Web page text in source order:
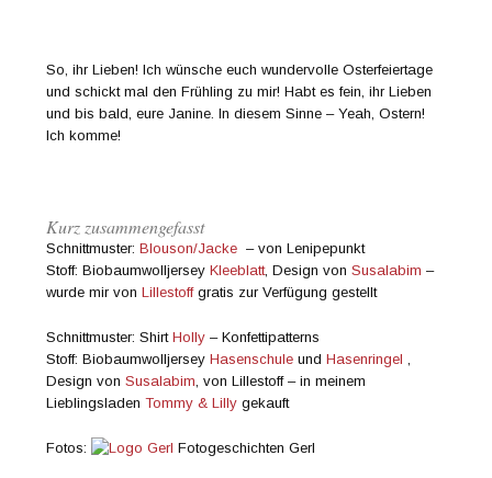
So, ihr Lieben! Ich wünsche euch wundervolle Osterfeiertage
und schickt mal den Frühling zu mir! Habt es fein, ihr Lieben
und bis bald, eure Janine. In diesem Sinne – Yeah, Ostern!
Ich komme!
Kurz zusammengefasst
Schnittmuster:Blouson/Jacke – von Lenipepunkt
Stoff: BiobaumwolljerseyKleeblatt, Design vonSusalabim –
wurde mir vonLillestoffgratis zur Verfügung gestellt
Schnittmuster: ShirtHolly – Konfettipatterns
Stoff: BiobaumwolljerseyHasenschule undHasenringel ,
Design vonSusalabim, von Lillestoff – in meinem
LieblingsladenTommy & Lilly gekauft
Fotos: Fotogeschichten Gerl